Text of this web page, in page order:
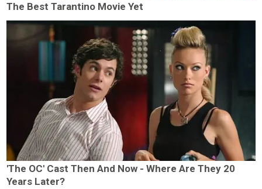
The Best Tarantino Movie Yet
'The OC' Cast Then And Now - Where Are They 20
Years Later?